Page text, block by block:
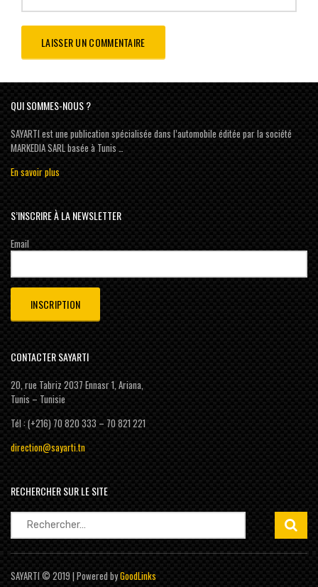
QUI SOMMES-NOUS ?
SAYARTI est une publication spécialisée dans l’automobile éditée par la société
MARKEDIA SARL basée à Tunis …
En savoir plus
S’INSCRIRE À LA NEWSLETTER
Email
CONTACTER SAYARTI
20, rue Tabriz 2037 Ennasr 1, Ariana,
Tunis – Tunisie
Tél : (+216) 70 820 333 – 70 821 221
direction@sayarti.tn
RECHERCHER SUR LE SITE
Rechercher :
SAYARTI © 2019 | Powered byGoodLinks